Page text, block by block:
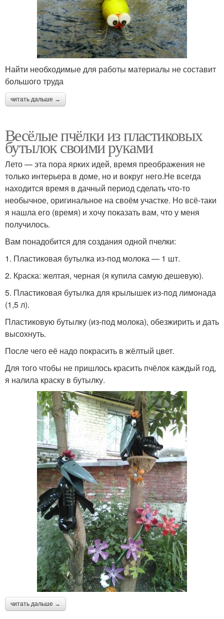
Найти необходимые для работы материалы не составит
большого труда
читать дальше →
Весёлые пчёлки из пластиковых
бутылок своими руками
Лето — эта пора ярких идей, время преображения не
только интерьера в доме, но и вокруг него.Не всегда
находится время в дачный период сделать что-то
необычное, оригинальное на своём участке. Но всё-таки
я нашла его (время) и хочу показать вам, что у меня
получилось.
Вам понадобится для создания одной пчелки:
1. Пластиковая бутылка из-под молока — 1 шт.
2. Краска: желтая, черная (я купила самую дешевую).
5. Пластиковая бутылка для крылышек из-под лимонада
(1,5 л).
Пластиковую бутылку (из-под молока), обезжирить и дать
высохнуть.
После чего её надо покрасить в жёлтый цвет.
Для того чтобы не пришлось красить пчёлок каждый год,
я налила краску в бутылку.
читать дальше →